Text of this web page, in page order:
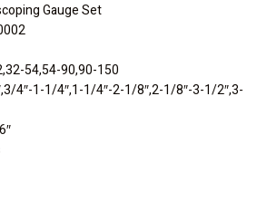
Gauge Set
54,54-90,90-150
4″-1-1/4″,1-1/4″-2-1/8″,2-1/8″-3-1/2″,3-